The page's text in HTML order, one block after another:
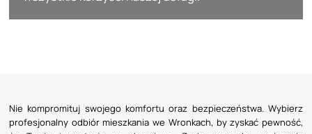
Nie kompromituj swojego komfortu oraz bezpieczeństwa. Wybierz
profesjonalny odbiór mieszkania we Wronkach, by zyskać pewność,